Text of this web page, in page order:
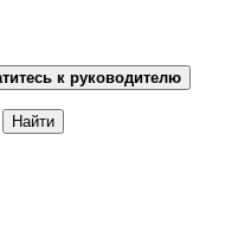
к руководителю